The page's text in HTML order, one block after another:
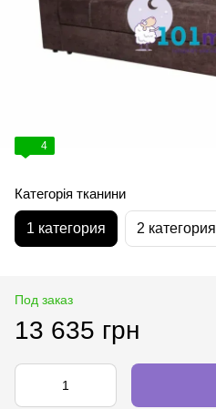
4
Категорія тканини
1 категория 2 категория
Под заказ
13 635 грн